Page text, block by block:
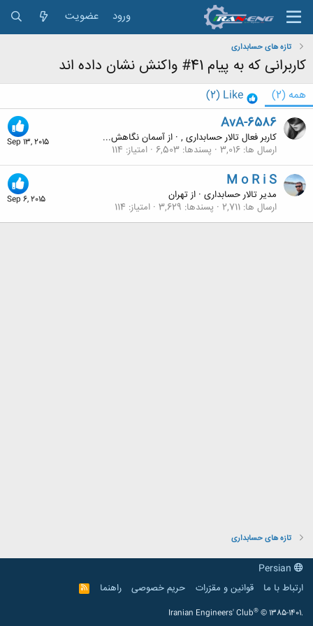
ورود عضویت
تازه های حسابداری
کاربرانی که به پیام 41# واکنش نشان داده اند
همه (2)
Like
(2)
Sep 13, 2015
AvA-6586
کاربر فعال تالار حسابداری , · ازآسمان نگاهش...
ارسال ها 3,016 پسندها 6,503 امتیاز 114
Sep 6, 2015
M o R i S
مدیر تالار حسابداری · ازتهران
ارسال ها 2,711 پسندها 3,629 امتیاز 114
تازه های حسابداری
ارتباط با ما
قوانین و مقرّرات حریم خصوصی راهنما
R
S
Iranian Engineers' Club® © 1385-1401.